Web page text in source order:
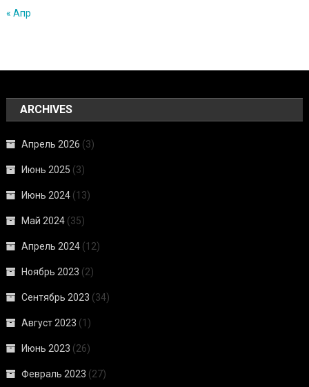
« Апр
ARCHIVES
Апрель 2026 (3)
Июнь 2025 (3)
Июнь 2024 (13)
Май 2024 (35)
Апрель 2024 (12)
Ноябрь 2023 (2)
Сентябрь 2023 (34)
Август 2023 (1)
Июнь 2023 (26)
Февраль 2023 (27)